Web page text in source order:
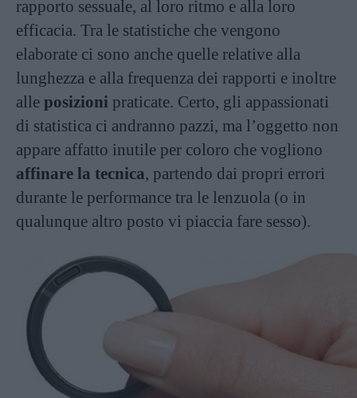
rapporto sessuale, al loro ritmo e alla loro
efficacia. Tra le statistiche che vengono
elaborate ci sono anche quelle relative alla
lunghezza e alla frequenza dei rapporti e inoltre
alle posizioni praticate. Certo, gli appassionati
di statistica ci andranno pazzi, ma l’oggetto non
appare affatto inutile per coloro che vogliono
affinare la tecnica, partendo dai propri errori
durante le performance tra le lenzuola (o in
qualunque altro posto vi piaccia fare sesso).